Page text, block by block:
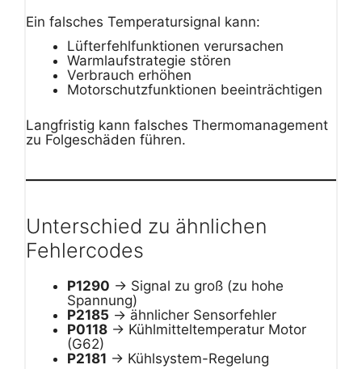
Ein falsches Temperatursignal kann:
Lüfterfehlfunktionen verursachen
Warmlaufstrategie stören
Verbrauch erhöhen
Motorschutzfunktionen beeinträchtigen
Langfristig kann falsches Thermomanagement
zu Folgeschäden führen.
Unterschied zu ähnlichen
Fehlercodes
P1290 → Signal zu groß (zu hohe
Spannung)
P2185 → ähnlicher Sensorfehler
P0118 → Kühlmitteltemperatur Motor
(G62)
P2181 → Kühlsystem-Regelung